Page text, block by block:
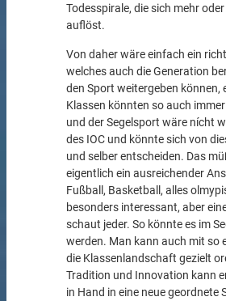
Todesspirale, die sich mehr
auflöst.
Von daher wäre einfach ein
welches auch die Generation
den Sport weitergeben können,
Klassen könnten so auch
und der Segelsport wäre nícht
des IOC und könnte sich von
und selber entscheiden. Das
eigentlich ein ausreichender
Fußball, Basketball, alles
besonders interessant, aber
schaut jeder. So könnte es im
werden. Man kann auch mit so
die Klassenlandschaft gezielt
Tradition und Innovation kann
in Hand in eine neue geordnete